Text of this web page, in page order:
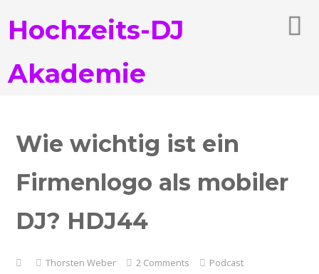
Hochzeits-DJ
Akademie
Wie wichtig ist ein
Firmenlogo als mobiler
DJ? HDJ44
Thorsten Weber 2 Comments Podcast